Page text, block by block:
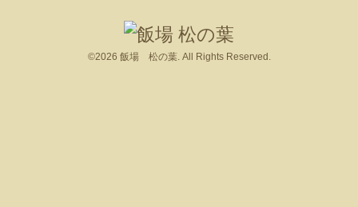
©2026 飯場 松の葉. All Rights Reserved.